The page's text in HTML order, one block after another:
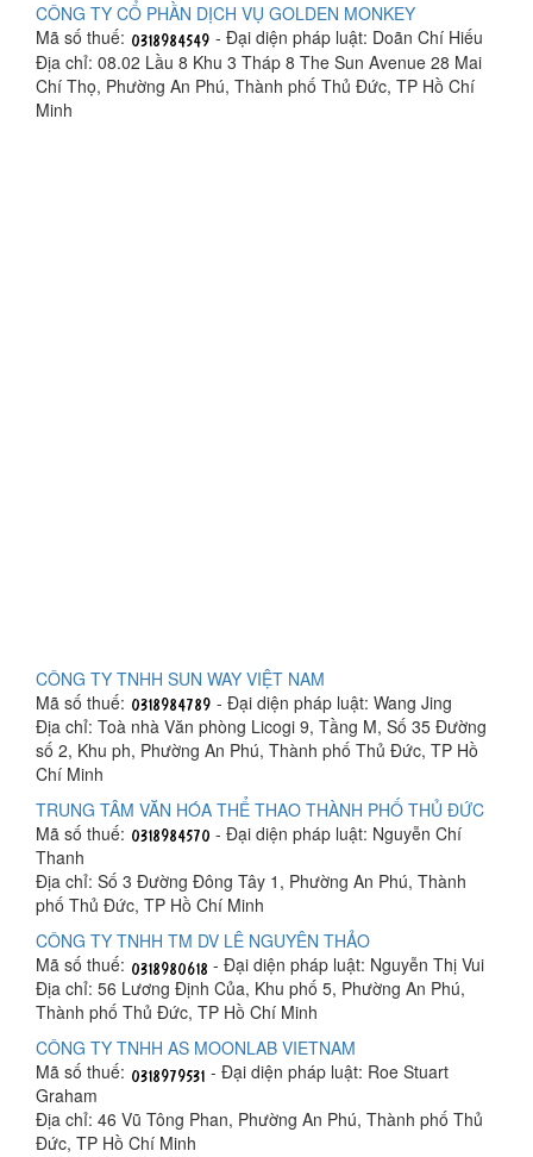
CÔNG TY CỔ PHẦN DỊCH VỤ GOLDEN MONKEY
Mã số thuế:
- Đại diện pháp luật: Doãn Chí Hiếu
Địa chỉ: 08.02 Lầu 8 Khu 3 Tháp 8 The Sun Avenue 28 Mai
Chí Thọ, Phường An Phú, Thành phố Thủ Đức, TP Hồ Chí
Minh
CÔNG TY TNHH SUN WAY VIỆT NAM
Mã số thuế:
- Đại diện pháp luật: Wang Jing
Địa chỉ: Toà nhà Văn phòng Licogi 9, Tầng M, Số 35 Đường
số 2, Khu ph, Phường An Phú, Thành phố Thủ Đức, TP Hồ
Chí Minh
TRUNG TÂM VĂN HÓA THỂ THAO THÀNH PHỐ THỦ ĐỨC
Mã số thuế:
- Đại diện pháp luật: Nguyễn Chí
Thanh
Địa chỉ: Số 3 Đường Đông Tây 1, Phường An Phú, Thành
phố Thủ Đức, TP Hồ Chí Minh
CÔNG TY TNHH TM DV LÊ NGUYÊN THẢO
Mã số thuế:
- Đại diện pháp luật: Nguyễn Thị Vui
Địa chỉ: 56 Lương Định Của, Khu phố 5, Phường An Phú,
Thành phố Thủ Đức, TP Hồ Chí Minh
CÔNG TY TNHH AS MOONLAB VIETNAM
Mã số thuế:
- Đại diện pháp luật: Roe Stuart
Graham
Địa chỉ: 46 Vũ Tông Phan, Phường An Phú, Thành phố Thủ
Đức, TP Hồ Chí Minh